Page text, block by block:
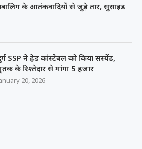
के आतंकवादियों से जुड़े तार, सुसाइड
SSP ने हेड कांस्टेबल को किया सस्पेंड,
के रिश्तेदार से मांगा 5 हजार
20, 2026